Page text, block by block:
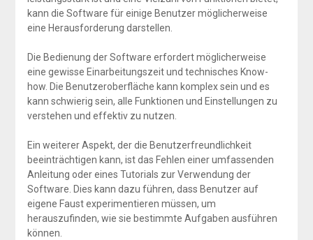
kann die Software für einige Benutzer möglicherweise
eine Herausforderung darstellen.
Die Bedienung der Software erfordert möglicherweise
eine gewisse Einarbeitungszeit und technisches Know-
how. Die Benutzeroberfläche kann komplex sein und es
kann schwierig sein, alle Funktionen und Einstellungen zu
verstehen und effektiv zu nutzen.
Ein weiterer Aspekt, der die Benutzerfreundlichkeit
beeinträchtigen kann, ist das Fehlen einer umfassenden
Anleitung oder eines Tutorials zur Verwendung der
Software. Dies kann dazu führen, dass Benutzer auf
eigene Faust experimentieren müssen, um
herauszufinden, wie sie bestimmte Aufgaben ausführen
können.